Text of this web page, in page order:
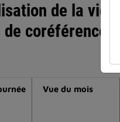
de la
Vue du mois